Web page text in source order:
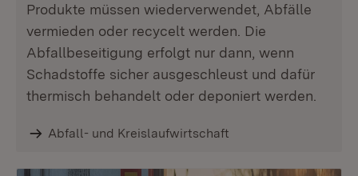
Produkte müssen wiederverwendet, Abfälle
vermieden oder recycelt werden. Die
Abfallbeseitigung erfolgt nur dann, wenn
Schadstoffe sicher ausgeschleust und dafür
thermisch behandelt oder deponiert werden.
Abfall- und Kreislaufwirtschaft